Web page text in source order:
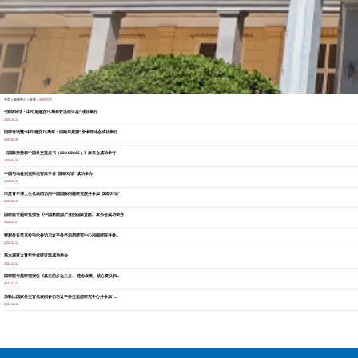
首页 > 新闻中心> 专题> 国研对话
“国研对话：中印尼建交75周年双边研讨会”成功举行
2025-10-11
国研对话暨“中印建交75周年：回顾与展望”学术研讨会成功举行
2025-09-28
《国际形势和中国外交蓝皮书（2024/2025）》发布会成功举行
2025-08-29
中国与乌兹别克斯坦智库学者“国研对话”成功举办
2025-06-13
印度青年博士生代表团访问中国国际问题研究院并参加“国研对话”
2025-05-15
国研院专题研究报告《中国新能源产业的国际贡献》发布会成功举办
2025-04-27
智利外长范克拉韦伦参访习近平外交思想研究中心和国研院并参...
2024-12-11
第六届亚太青年学者研讨班成功举办
2024-12-11
国研院专题研究报告《真正的多边主义： 理念发展、核心要义和...
2024-11-13
加勒比国家外交官代表团参访习近平外交思想研究中心并参加“...
2024-10-28